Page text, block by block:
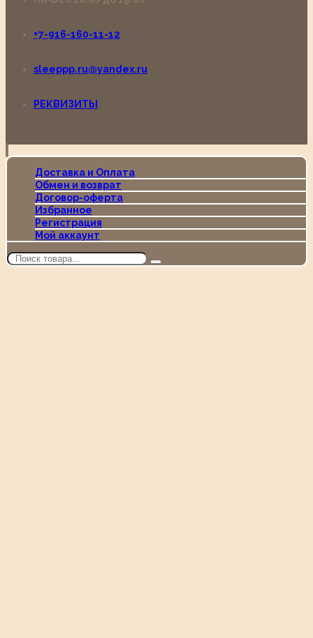
+7-916-160-11-12
sleeppp.ru@yandex.ru
РЕКВИЗИТЫ
Доставка и Оплата
Обмен и возврат
Договор-оферта
Избранное
Регистрация
Мой аккаунт